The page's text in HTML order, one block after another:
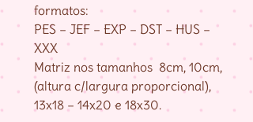
formatos:
PES – JEF – EXP – DST – HUS –
XXX
Matriz nos tamanhos 8cm, 10cm,
(altura c/largura proporcional),
13x18 – 14x20 e 18x30.